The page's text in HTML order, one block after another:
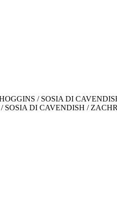
/ SOSIA DI
SOSIA DI CAVENDISH /